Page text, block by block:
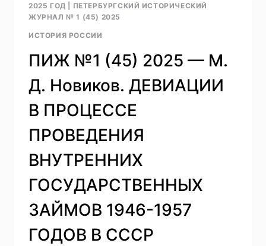
2025 ГОД
ПЕТЕРБУРГСКИЙ ИСТОРИЧЕСКИЙ
ЖУРНАЛ № 1 (45) 2025
ИСТОРИЯ РОССИИ
ПИЖ №1 (45) 2025 — М.
Д. Новиков. ДЕВИАЦИИ
В ПРОЦЕССЕ
ПРОВЕДЕНИЯ
ВНУТРЕННИХ
ГОСУДАРСТВЕННЫХ
ЗАЙМОВ 1946-1957
ГОДОВ В СССР